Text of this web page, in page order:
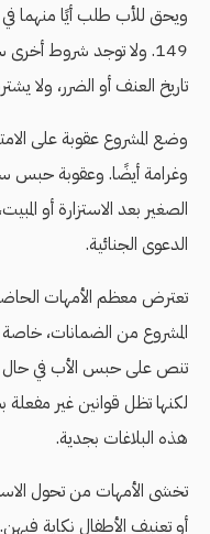
ويحق للأب طلب أيًا منهما في
149. ولا توجد شروط
تاريخ العنف أو الضرر، ولا
وضع المشروع عقوبة على
وغرامة أيضًا. وعقوبة حبس
الصغير بعد الاستزارة أو
الدعوى الجنائية.
تعترض معظم الأمهات
المشروع من الضمانات،
تنص على حبس الأب في حال
لكنها تظل قوانين غير
هذه البلاغات بجدية.
تخشى الأمهات من تحول
أو تعنيف الأطفال نكاية